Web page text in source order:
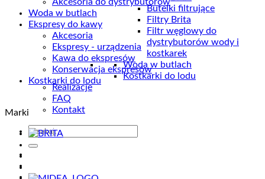
Butelki filtrujące
Filtry Brita
Filtr węglowy do
dystrybutorów wody i
kostkarek
Woda w butlach
Kostkarki do lodu
Realizacje
FAQ
Kontakt
Szukaj:
Woda w butlach
Ekspresy do kawy
Akcesoria
Ekspresy - urządzenia
Kawa do ekspresów
Konserwacja ekspresów
Kostkarki do lodu
Marki